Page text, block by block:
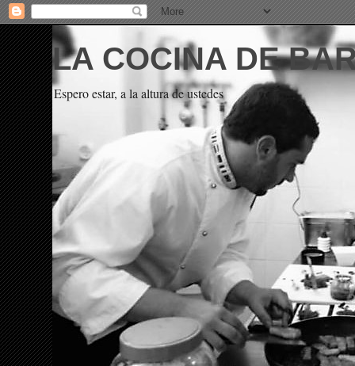
LA COCINA DE
Espero estar, a la altura de ustedes